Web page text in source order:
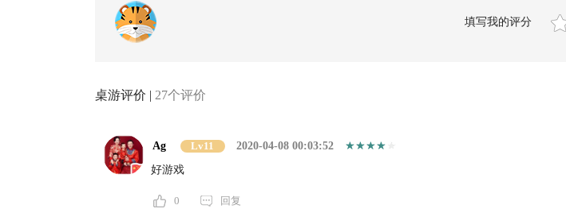
填写我的评分
桌游评价 | 27个评价
Ag Lv11
2020-04-08 00:03:52
好游戏
0 回复